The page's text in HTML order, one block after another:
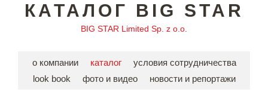
КАТАЛОГ BIG STAR
BIG STAR Limited Sp. z o.o.
о компании каталог
условия сотрудничества
look book
фото и видео новости и репортажи